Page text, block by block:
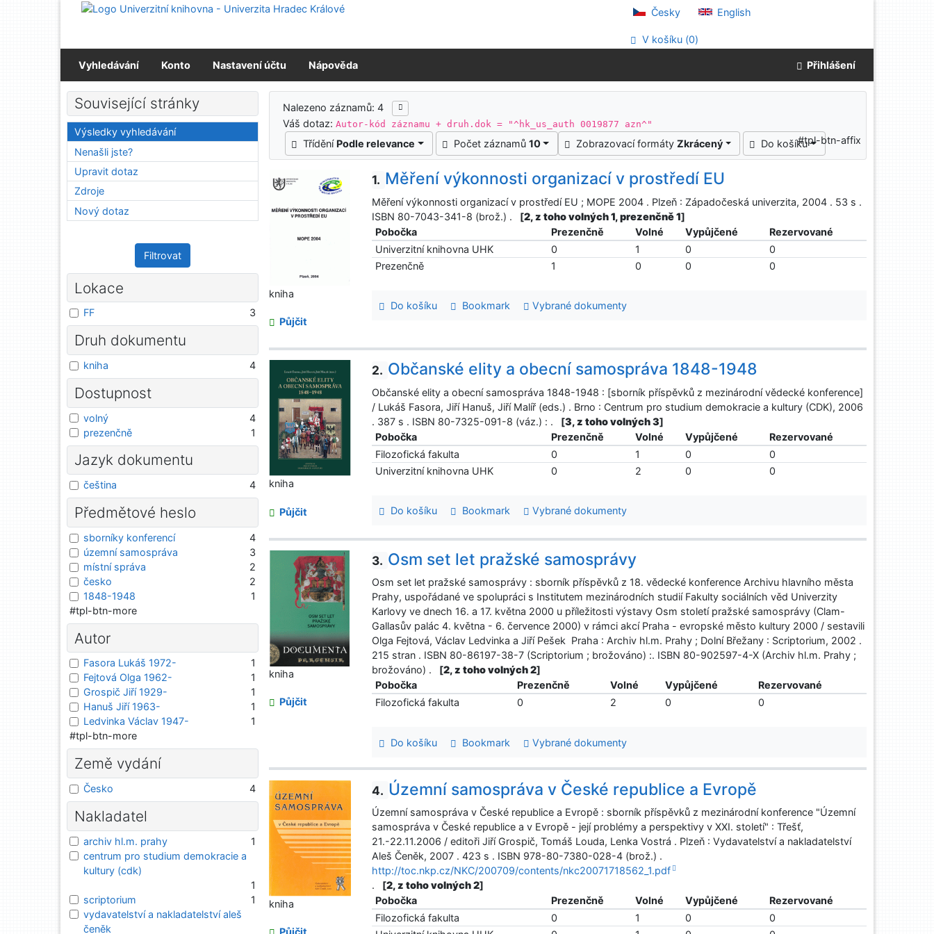
Přejít na obsah
Česky English
V košíku (0)
Vyhledávání Konto Nastavení účtu Nápověda Přihlášení
Výsledky vyhledávání
Nalezeno záznamů: 4
Váš dotaz:Autor-kód záznamu + druh.dok = "^hk_us_auth 0019877 azn^"
Třídění Podle relevance Počet záznamů 10 Zobrazovací formáty Zkrácený Do košíku#tpl-btn-affix
1. Měření výkonnosti organizací v prostředí EU
Měření výkonnosti organizací v prostředí EU ; MOPE 2004 . Plzeň : Západočeská univerzita, 2004 . 53 s .
ISBN 80-7043-341-8 (brož.) .
[2, z toho volných 1, prezenčně 1]
Pobočka
Prezenčně Volné Vypůjčené
Rezervované
Univerzitní knihovna UHK
0 1 0
0
Prezenčně
1 0 0 0
Do košíku Bookmark Vybrané dokumenty
kniha
Půjčit
2. Občanské elity a obecní samospráva 1848-1948
Občanské elity a obecní samospráva 1848-1948 : [sborník příspěvků z mezinárodní vědecké konference]
/ Lukáš Fasora, Jiří Hanuš, Jiří Malíř (eds.) . Brno : Centrum pro studium demokracie a kultury (CDK), 2006
. 387 s . ISBN 80-7325-091-8 (váz.) : .
[3, z toho volných 3]
Pobočka
Prezenčně Volné Vypůjčené
Rezervované
Filozofická fakulta
0 1 0
0
Univerzitní knihovna UHK
0 2 0 0
Do košíku Bookmark Vybrané dokumenty
kniha
Půjčit
3. Osm set let pražské samosprávy
Osm set let pražské samosprávy : sborník příspěvků z 18. vědecké konference Archivu hlavního města
Prahy, uspořádané ve spolupráci s Institutem mezinárodních studií Fakulty sociálních věd Univerzity
Karlovy ve dnech 16. a 17. května 2000 u příležitosti výstavy Osm století pražské samosprávy (Clam-
Gallasův palác 4. května - 6. července 2000) v rámci akcí Praha - evropské město kultury 2000 / sestavili
Olga Fejtová, Václav Ledvinka a Jiří Pešek Praha : Archiv hl.m. Prahy ; Dolní Břežany : Scriptorium, 2002 .
215 stran . ISBN 80-86197-38-7 (Scriptorium ; brožováno) :. ISBN 80-902597-4-X (Archiv hl.m. Prahy ;
brožováno) .
[2, z toho volných 2]
Pobočka
Prezenčně Volné Vypůjčené
Rezervované
Filozofická fakulta
0 2 0 0
Do košíku Bookmark Vybrané dokumenty
kniha
Půjčit
4. Územní samospráva v České republice a Evropě
Územní samospráva v České republice a Evropě : sborník příspěvků z mezinárodní konference "Územní
samospráva v České republice a v Evropě - její problémy a perspektivy v XXI. století" : Třešť,
21.-22.11.2006 / editoři Jiří Grospič, Tomáš Louda, Lenka Vostrá . Plzeň : Vydavatelství a nakladatelství
Aleš Čeněk, 2007 . 423 s . ISBN 978-80-7380-028-4 (brož.) .
http://toc.nkp.cz/NKC/200709/contents/nkc20071718562_1.pdf
.
[2, z toho volných 2]
Pobočka
Prezenčně Volné Vypůjčené
Rezervované
Filozofická fakulta
0 1 0
0
kniha
Půjčit
Související stránky
Výsledky vyhledávání
Nenašli jste?
Upravit dotaz
Zdroje
Nový dotaz
Filtrovat
Lokace
FF 3
Druh dokumentu
kniha 4
Dostupnost
volný
4
prezenčně
1
Jazyk dokumentu
čeština 4
Předmětové heslo
sborníky konferencí
4
územní samospráva
3
místní správa
2
česko
2
1848-1948
1
#tpl-btn-more
Autor
Fasora Lukáš 1972-
1
Fejtová Olga 1962-
1
Grospič Jiří 1929-
1
Hanuš Jiří 1963-
1
Ledvinka Václav 1947-
1
#tpl-btn-more
Země vydání
Česko 4
Nakladatel
archiv hl.m. prahy
1
centrum pro studium demokracie a
kultury (cdk)
1
scriptorium
1
vydavatelství a nakladatelství aleš
čeněk